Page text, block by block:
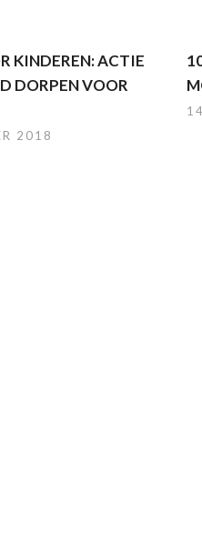
KINDEREN: ACTIE
DORPEN VOOR
2018